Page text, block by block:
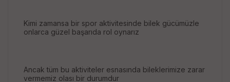
Kimi zamansa bir spor aktivitesinde bilek gücümüzle
onlarca güzel başarıda rol oynarız
Ancak tüm bu aktiviteler esnasında bileklerimize zarar
vermemiz olası bir durumdur